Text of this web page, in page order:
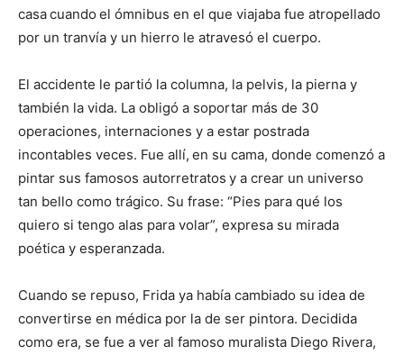
casacuando el ómnibus en el que viajaba fue atropellado
por un tranvía y un hierro le atravesó el cuerpo.
El accidente le partió la columna, la pelvis, la pierna y
también la vida. La obligó a soportar más de 30
operaciones, internaciones y a estar postrada
incontables veces. Fue allí, en su cama, donde comenzó a
pintar sus famosos autorretratos y a crear un universo
tan bello como trágico. Su frase: “Pies para qué los
quiero si tengo alas para volar”, expresa su mirada
poética y esperanzada.
Cuando se repuso, Frida ya había cambiado su idea de
convertirse en médica por la de ser pintora. Decidida
como era, se fue a ver al famoso muralista Diego Rivera,